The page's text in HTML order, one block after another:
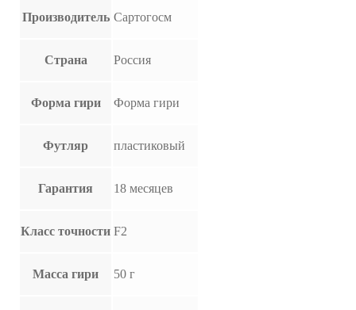
Производитель Сартогосм
Страна Россия
Форма гири Форма гири
Футляр пластиковый
Гарантия 18 месяцев
Класс точности F2
Масса гири 50 г